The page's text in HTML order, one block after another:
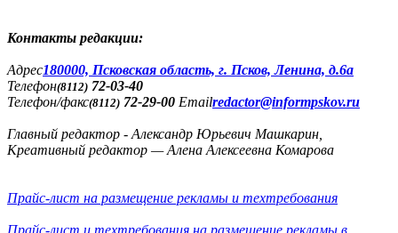
Контакты редакции:
Адреc180000, Псковская область, г. Псков, Ленина, д.6а
Телефон(8112) 72-03-40
Телефон/факс(8112) 72-29-00 Emailredactor@informpskov.ru
Главный редактор - Александр Юрьевич Машкарин,
Креативный редактор — Алена Алексеевна Комарова
Прайс-лист на размещение рекламы и техтребования
Прайс-лист и техтребования на размещение рекламы в